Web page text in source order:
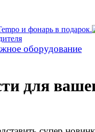
оборудование
для